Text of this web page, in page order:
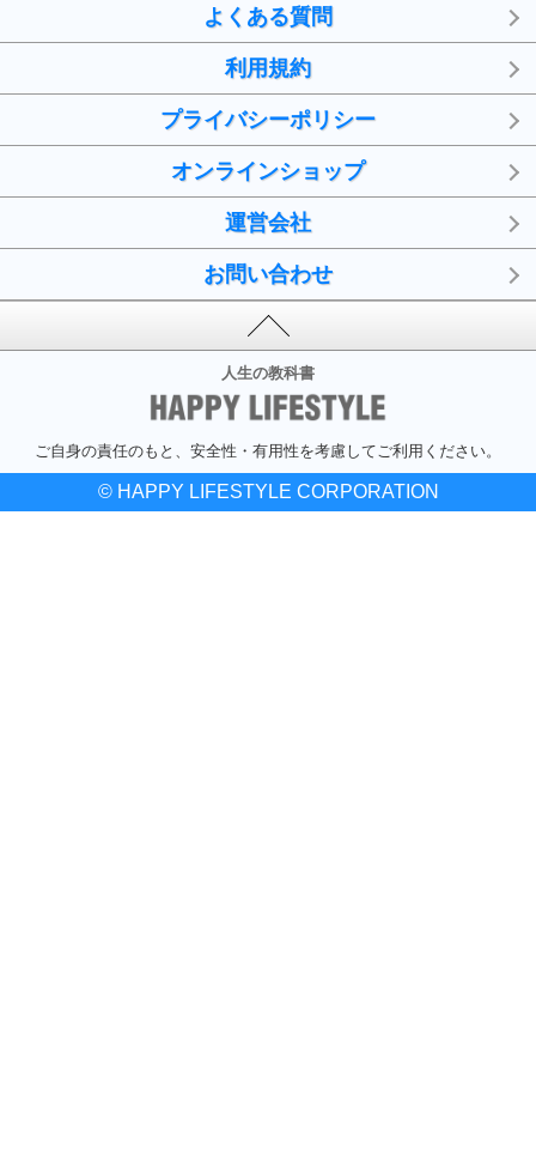
よくある質問
利用規約
プライバシーポリシー
オンラインショップ
運営会社
お問い合わせ
人生の教科書
ご自身の責任のもと、安全性・有用性を考慮してご利用ください。
© HAPPY LIFESTYLE CORPORATION